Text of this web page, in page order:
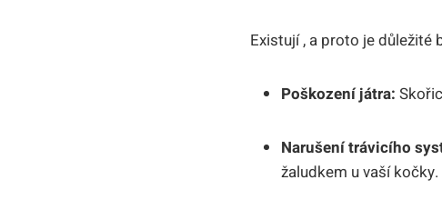
Existují , a proto je důležité
Poškození játra:
Narušení trávicího
žaludkem u vaší kočky.